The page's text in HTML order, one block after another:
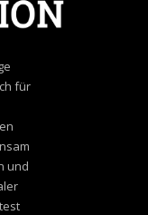
für
und